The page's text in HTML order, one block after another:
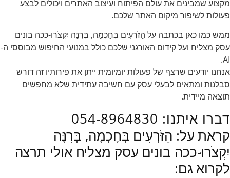
מקצוע שמבינים את עולם הפיתוח ועיצוב האתרים ויכולים לבצע
פעולות לשיפור מיקום האתר שלכם.
ממש כמו כאן בכתבה על הַזֹּרְעִים בְּחָכְמָה, בְּרִנָּה יִקְצֹרוּ-ככה בונים
עסק מצליח ועל קידום האורגני שלכם כולל במנועי החיפוש מבוססי ה-
AI.
אנחנו יודעים שרצף של פעולות יומיומית ייתן את פירותיו זה דורש
סבלנות ומתאים לבעלי עסק עם חשיבה עתידית שלא מחפשים
תוצאה מיידית.
דברו איתנו: 054-8964830
קראת על: הַזֹּרְעִים בְּחָכְמָה, בְּרִנָּה
יִקְצֹרוּ-ככה בונים עסק מצליח אולי תרצה
לקרוא גם: